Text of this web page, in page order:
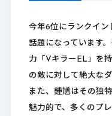
今年6位にランクイン
話題になっています
力「VキラーEL」を
の敵に対して絶大な
また、鍾馗はその独
魅力的で、多くのプ